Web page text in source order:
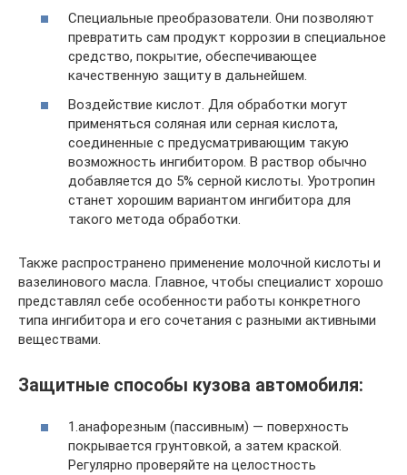
Специальные преобразователи. Они позволяют
превратить сам продукт коррозии в специальное
средство, покрытие, обеспечивающее
качественную защиту в дальнейшем.
Воздействие кислот. Для обработки могут
применяться соляная или серная кислота,
соединенные с предусматривающим такую
возможность ингибитором. В раствор обычно
добавляется до 5% серной кислоты. Уротропин
станет хорошим вариантом ингибитора для
такого метода обработки.
Также распространено применение молочной кислоты и
вазелинового масла. Главное, чтобы специалист хорошо
представлял себе особенности работы конкретного
типа ингибитора и его сочетания с разными активными
веществами.
Защитные способы кузова автомобиля:
1.анафорезным (пассивным) — поверхность
покрывается грунтовкой, а затем краской.
Регулярно проверяйте на целостность